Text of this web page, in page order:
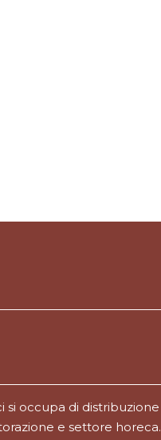
si occupa di distribuzione
e settore horeca.